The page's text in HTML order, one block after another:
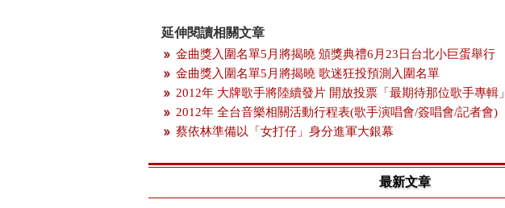
延伸閱讀相關文章
金曲獎入圍名單5月將揭曉 頒獎典禮6月23日台北小巨蛋舉行
金曲獎入圍名單5月將揭曉 歌迷狂投預測入圍名單
2012年 大牌歌手將陸續發片 開放投票「最期待那位歌手專輯」
2012年 全台音樂相關活動行程表(歌手演唱會/簽唱會/記者會)
蔡依林準備以「女打仔」身分進軍大銀幕
最新文章